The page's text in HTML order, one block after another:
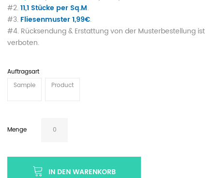
#2.11,1 Stücke per Sq.M.
#3. Fliesenmuster 1,99€.
#4. Rücksendung & Erstattung von der Musterbestellung ist
verboten.
Auftragsart
Sample
Product
Menge
IN DEN WARENKORB